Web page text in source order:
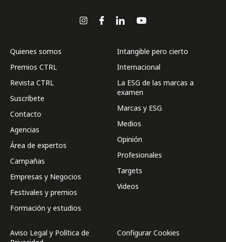
Quienes somos
Premios CTRL
Revista CTRL
Suscríbete
Contacto
Agencias
Área de expertos
Campañas
Empresas y Negocios
Festivales y premios
Formación y estudios
Intangible pero cierto
Internacional
La ESG de las marcas a
examen
Marcas y ESG
Medios
Opinión
Profesionales
Targets
Videos
Aviso Legal y Política de
Configurar Cookies